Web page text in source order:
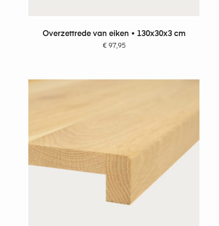
TOEVOEGEN AAN WINKELWAGEN
Overzettrede van eiken • 130x30x3 cm
€97,95